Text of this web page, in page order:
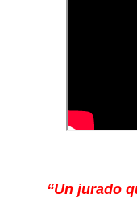
“Un jurado